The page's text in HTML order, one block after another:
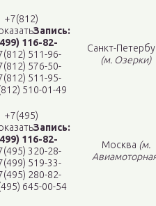
+7(812)
Запись:
116-82-
511-96-
576-50-
511-95-
510-01-49
Санкт-
(м. Озерки)
+7(495)
Запись:
116-82-
320-28-
519-33-
280-82-
645-00-54
Москва (м.